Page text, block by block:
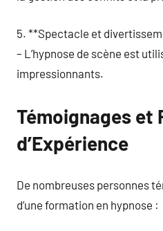
5. **Spectacle et
– L’hypnose de scène est
impressionnants.
Témoignages et
d’Expérience
De nombreuses personnes
d’une formation en hypnose :